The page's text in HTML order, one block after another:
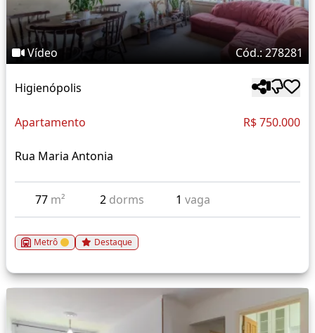
Vídeo Cód.: 278281
Higienópolis
Apartamento R$ 750.000
Rua Maria Antonia
77 m² 2 dorms 1vaga
Metrô Destaque